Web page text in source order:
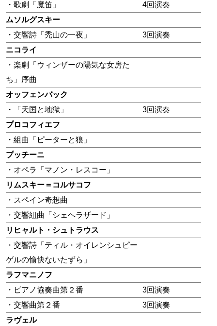
・歌劇「魔笛」
4回演奏
ムソルグスキー
・交響詩「禿山の一夜」
3回演奏
ニコライ
・楽劇「ウィンザーの陽気な女房た
ち」序曲
オッフェンバック
・「天国と地獄」
3回演奏
プロコフィエフ
・組曲「ピーターと狼」
プッチーニ
・オペラ「マノン・レスコー」
リムスキー＝コルサコフ
・スペイン奇想曲
・交響組曲「シェヘラザード」
リヒャルト・シュトラウス
・交響詩「ティル・オイレンシュピー
ゲルの愉快ないたずら」
ラフマニノフ
・ピアノ協奏曲第２番
3回演奏
・交響曲第２番
3回演奏
ラヴェル